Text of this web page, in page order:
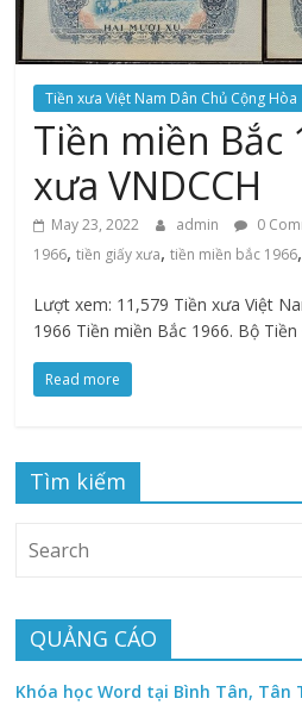
Tiền xưa Việt Nam Dân Chủ Cộng Hòa
Tiền miền Bắc
xưa VNDCCH
May 23, 2022 admin 0
1966,tiền giấy xưa,tiền miền bắc 1966
Lượt xem: 11,579 Tiền xưa Việt
1966 Tiền miền Bắc 1966. Bộ Tiền
Read more
Tìm kiếm
QUẢNG CÁO
Khóa học Word tại Bình Tân, Tân